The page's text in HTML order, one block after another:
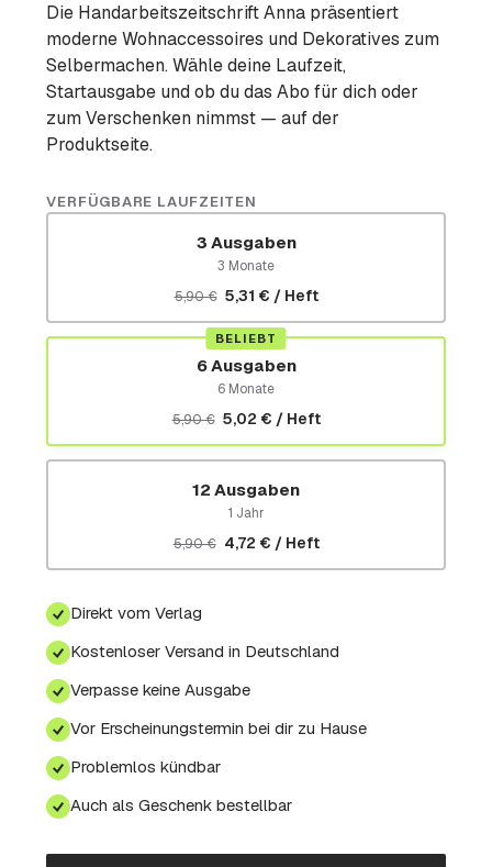
Die Handarbeitszeitschrift Anna präsentiert
moderne Wohnaccessoires und Dekoratives zum
Selbermachen. Wähle deine Laufzeit,
Startausgabe und ob du das Abo für dich oder
zum Verschenken nimmst — auf der
Produktseite.
VERFÜGBARE LAUFZEITEN
3 Ausgaben
3 Monate
5,90 € 5,31 € / Heft
BELIEBT
6 Ausgaben
6 Monate
5,90 € 5,02 € / Heft
12 Ausgaben
1 Jahr
5,90 € 4,72 € / Heft
Direkt vom Verlag
Kostenloser Versand in Deutschland
Verpasse keine Ausgabe
Vor Erscheinungstermin bei dir zu Hause
Problemlos kündbar
Auch als Geschenk bestellbar